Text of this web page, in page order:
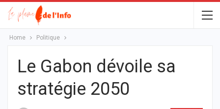
Home Politique
Le Gabon dévoile sa
stratégie 2050